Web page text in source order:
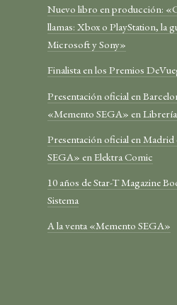
Nuevo libro en producción:
llamas: Xbox o PlayStation, la
Microsoft y Sony»
Finalista en los Premios
Presentación oficial en
«Memento SEGA» en
Presentación oficial en
SEGA» en Elektra Comic
10 años de Star-T Magazine
Sistema
A la venta «Memento SEGA»